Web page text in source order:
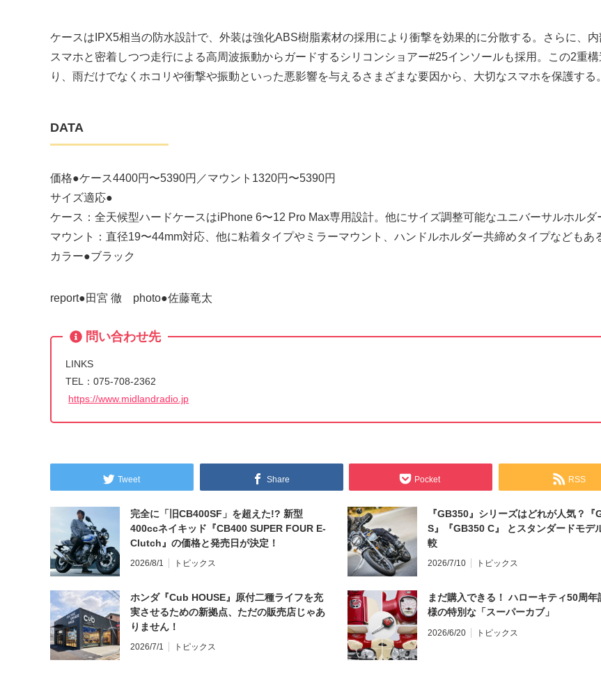
ケースはIPX5相当の防水設計で、外装は強化ABS樹脂素材の採用により衝撃を効果的に分散する。さらに、内
スマホと密着しつつ走行による高周波振動からガードするシリコンショアー#25インソールも採用。この2重構
り、雨だけでなくホコリや衝撃や振動といった悪影響を与えるさまざまな要因から、大切なスマホを保護する。
DATA
価格●ケース4400円〜5390円／マウント1320円〜5390円
サイズ適応●
ケース：全天候型ハードケースはiPhone 6〜12 Pro Max専用設計。他にサイズ調整可能なユニバーサルホルダ
マウント：直径19〜44mm対応、他に粘着タイプやミラーマウント、ハンドルホルダー共締めタイプなども
カラー●ブラック
report●田宮 徹 photo●佐藤竜太
問い合わせ先
LINKS
TEL：075-708-2362
https://www.midlandradio.jp
Tweet Share Pocket RSS
完全に「旧CB400SF」を超えた!? 新型
400ccネイキッド『CB400 SUPER FOUR E-
Clutch』の価格と発売日が決定！
2026/8/1 トピックス
『GB350』シリーズはどれが人気？『
S』『GB350 C』 とスタンダードモデ
較
2026/7/10 トピックス
ホンダ『Cub HOUSE』原付二種ライフを充
実させるための新拠点、ただの販売店じゃあ
りません！
2026/7/1 トピックス
まだ購入できる！ ハローキティ50周年
様の特別な「スーパーカブ」
2026/6/20 トピックス